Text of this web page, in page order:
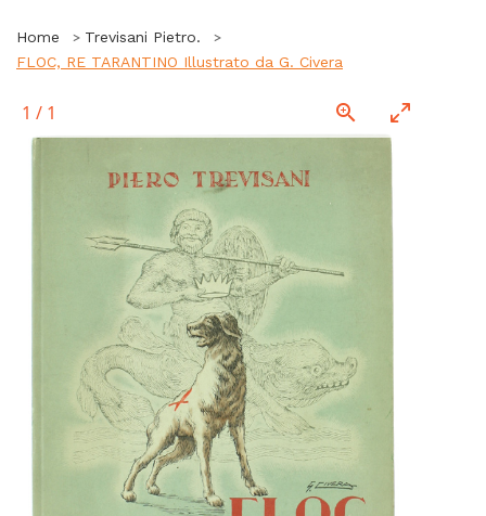
Home
Trevisani Pietro.
FLOC, RE TARANTINO Illustrato da G. Civera
1 / 1